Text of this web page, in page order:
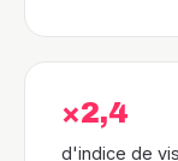
×2,4
d'indice de